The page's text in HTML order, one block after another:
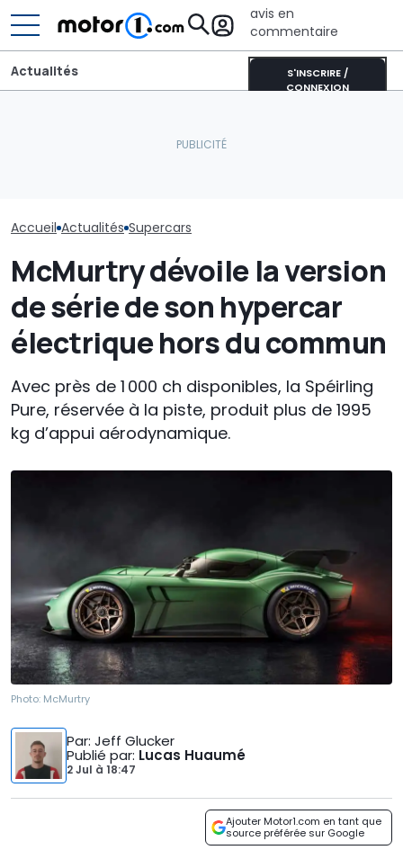
avis en
commentaire
S'INSCRIRE /
CONNEXION
Actualités
Accueil Actualités Supercars
McMurtry dévoile la version
de série de son hypercar
électrique hors du commun
Avec près de 1 000 ch disponibles, la Spéirling
Pure, réservée à la piste, produit plus de 1995
kg d’appui aérodynamique.
Photo: McMurtry
Par: Jeff Glucker
Publié par: Lucas Huaumé
2 Jul à 18:47
Ajouter Motor1.com en tant que
source préférée sur Google